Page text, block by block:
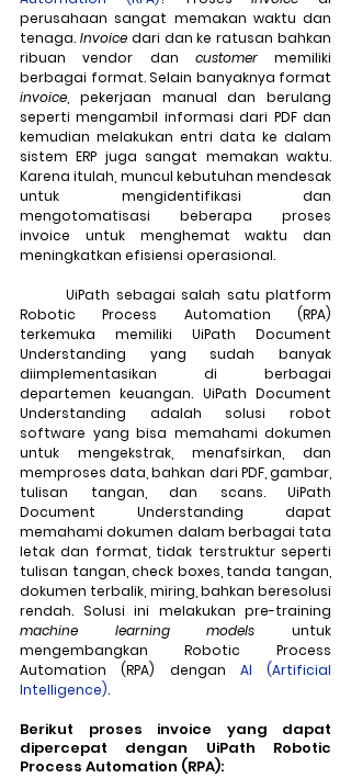
perusahaan sangat memakan waktu dan
tenaga. Invoice dari dan ke ratusan bahkan
ribuan vendor dan customer memiliki
invoice , pekerjaan manual dan berulang
seperti mengambil informasi dari PDF dan
kemudian melakukan entri data ke dalam
sistem ERP juga sangat memakan waktu.
Karena itulah, muncul kebutuhan mendesak
untuk mengidentifikasi dan
mengotomatisasi beberapa proses
invoice untuk menghemat waktu dan
meningkatkan efisiensi operasional.
	UiPath sebagai salah satu platform
Robotic Process Automation (RPA)
terkemuka memiliki UiPath Document
Understanding yang sudah banyak
diimplementasikan di berbagai
departemen keuangan. UiPath Document
Understanding adalah solusi robot
software yang bisa memahami dokumen
untuk mengekstrak, menafsirkan, dan
memproses data, bahkan dari PDF, gambar,
tulisan tangan, dan scans. UiPath
Document Understanding dapat
memahami dokumen dalam berbagai tata
letak dan format, tidak terstruktur seperti
tulisan tangan, check boxes, tanda tangan,
dokumen terbalik, miring, bahkan beresolusi
machine learning models untuk
mengembangkan Robotic Process
Automation (RPA) dengan AI
(Artificial
Intelligence).
Berikut proses invoice yang dapat
dipercepat dengan UiPath Robotic
Process Automation (RPA):